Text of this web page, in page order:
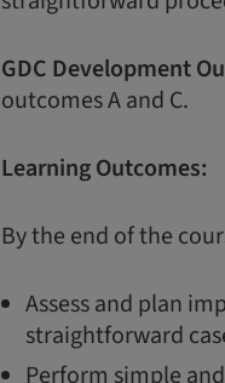
GDC Development
outcomes A and C.
Learning Outcomes:
By the end of the
Assess and plan
straightforward
Perform simple